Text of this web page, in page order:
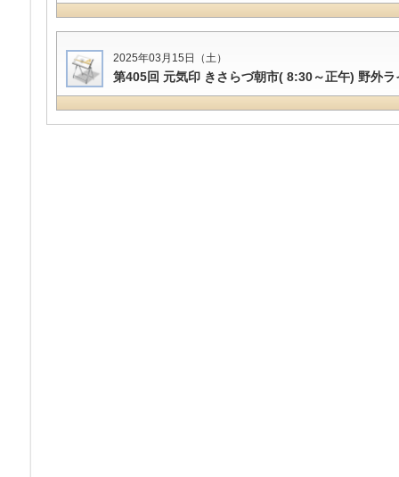
2025年03月15日（土）
第405回 元気印 きさらづ朝市( 8:30～正午) 野外